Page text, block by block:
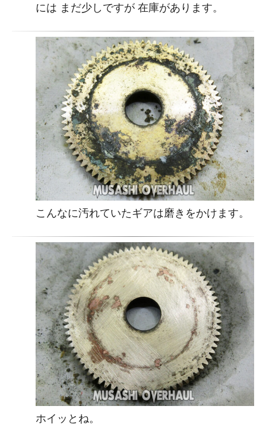
には まだ少しですが 在庫があります。
こんなに汚れていたギアは磨きをかけます。
ホイッとね。